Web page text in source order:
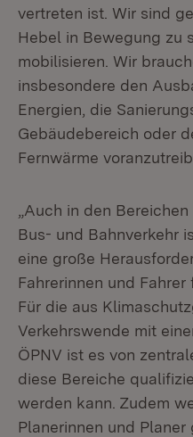
vertreten ist. Wir sind
Hebel in Bewegung zu
mobilisieren. Wir
insbesondere den
Energien, die
Gebäudebereich oder
Fernwärme
„Auch in den
Bus- und Bahnverkehr
eine große
Fahrerinnen und Fahrer
Für die aus
Verkehrswende mit
ÖPNV ist es von
diese Bereiche
werden kann. Zudem
Planerinnen und